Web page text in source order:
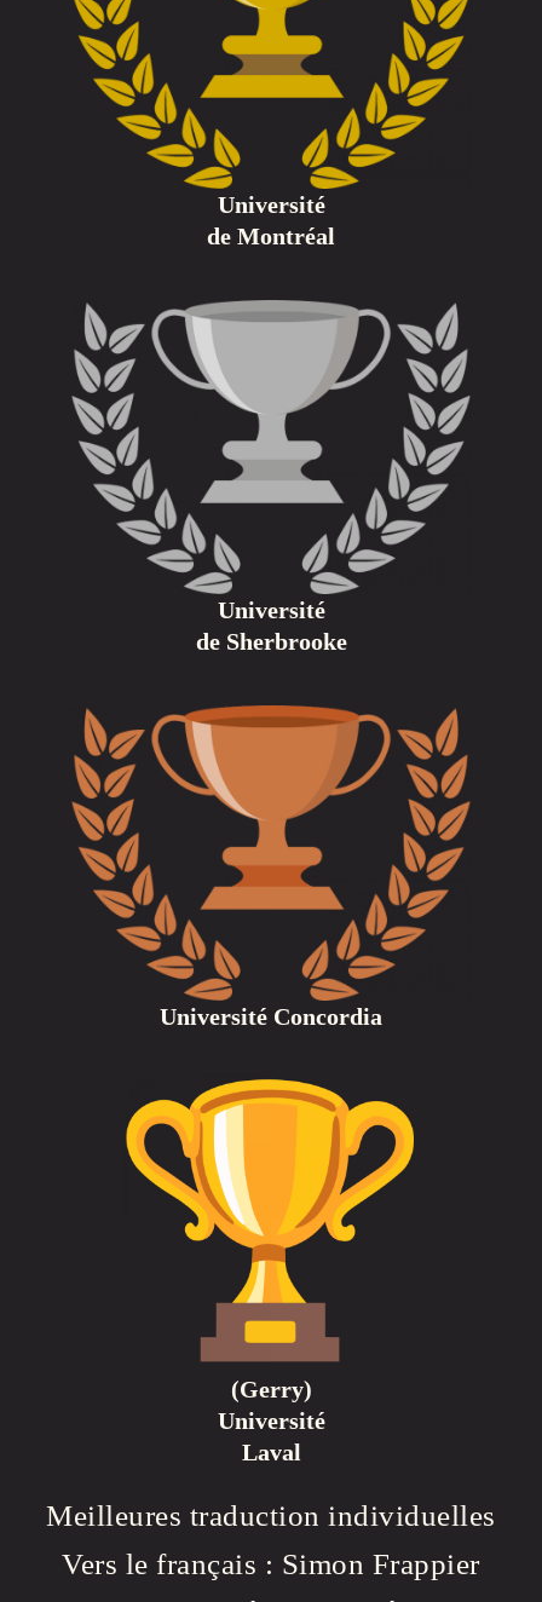
Université
de Montréal
Université
de Sherbrooke
Université Concordia
(Gerry)
Université
Laval
Meilleures traduction individuelles
Vers le français : Simon Frappier